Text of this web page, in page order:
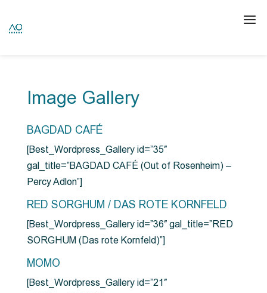
Image Gallery
BAGDAD CAFÉ
[Best_Wordpress_Gallery id=”35″
gal_title=”BAGDAD CAFÉ (Out of Rosenheim) –
Percy Adlon”]
RED SORGHUM / DAS ROTE KORNFELD
[Best_Wordpress_Gallery id=”36″ gal_title=”RED
SORGHUM (Das rote Kornfeld)”]
MOMO
[Best_Wordpress_Gallery id=”21″